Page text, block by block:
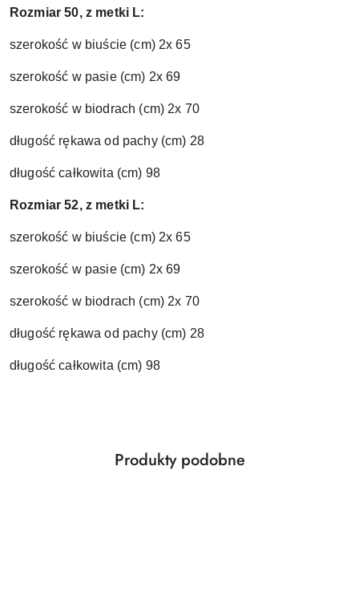
Rozmiar 50, z metki L:
szerokość w biuście (cm) 2x 65
szerokość w pasie (cm) 2x 69
szerokość w biodrach (cm) 2x 70
długość rękawa od pachy (cm) 28
długość całkowita (cm) 98
Rozmiar 52, z metki L:
szerokość w biuście (cm) 2x 65
szerokość w pasie (cm) 2x 69
szerokość w biodrach (cm) 2x 70
długość rękawa od pachy (cm) 28
długość całkowita (cm) 98
Pomiń karuzelę produktów
Produkty
Produkty podobne